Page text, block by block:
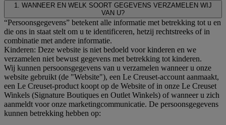
1. WANNEER EN WELK SOORT GEGEVENS VERZAMELEN WIJ
VAN U?
“Persoonsgegevens” betekent alle informatie met betrekking tot u en
die ons in staat stelt om u te identificeren, hetzij rechtstreeks of in
combinatie met andere informatie.
Kinderen: Deze website is niet bedoeld voor kinderen en we
verzamelen niet bewust gegevens met betrekking tot kinderen.
Wij kunnen persoonsgegevens van u verzamelen wanneer u onze
website gebruikt (de "Website"), een Le Creuset-account aanmaakt,
een Le Creuset-product koopt op de Website of in onze Le Creuset
Winkels (Signature Boutiques en Outlet Winkels) of wanneer u zich
aanmeldt voor onze marketingcommunicatie. De persoonsgegevens
kunnen betrekking hebben op: